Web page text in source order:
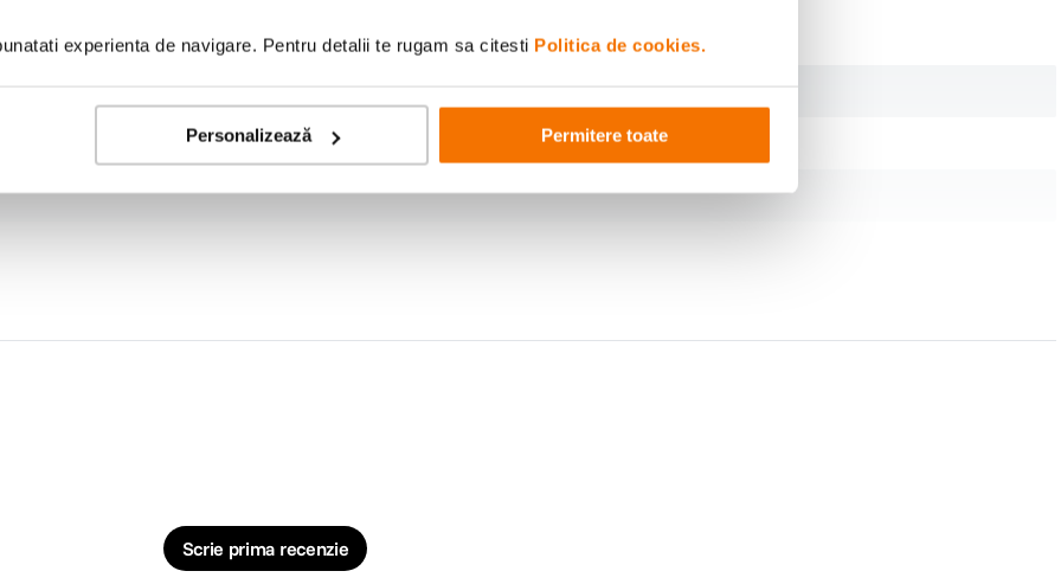
experienta de navigare. Pentru detalii te rugam sa citesti Politica de cookies.
Personalizează Permitere toate
crearea de continut - si iti ofera chiar si sugestii. MSI AI Engine regleaza automat laptopul la setarile optimizate. Poti exploata puterea inteligentei
Scrie prima recenzie